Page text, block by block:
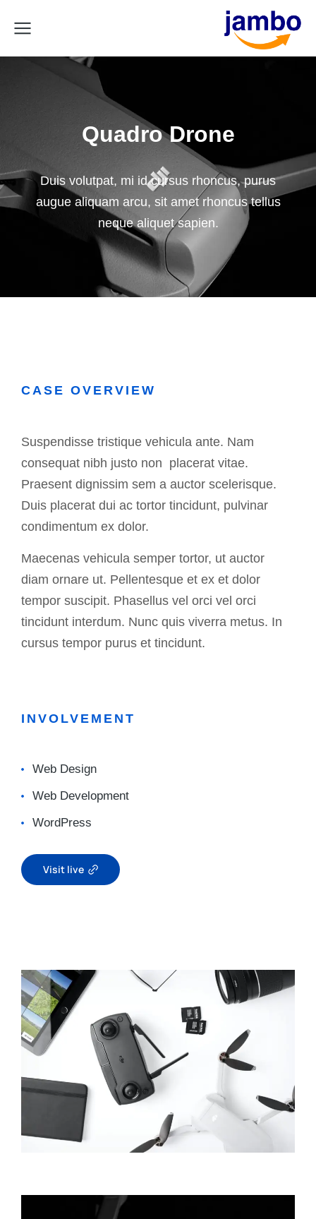
Quadro Drone
Duis volutpat, mi id cursus rhoncus, purus
augue aliquam arcu, sit amet rhoncus tellus
neque aliquet sapien.
CASE OVERVIEW
Suspendisse tristique vehicula ante. Nam
consequat nibh justo non placerat vitae.
Praesent dignissim sem a auctor scelerisque.
Duis placerat dui ac tortor tincidunt, pulvinar
condimentum ex dolor.
Maecenas vehicula semper tortor, ut auctor
diam ornare ut. Pellentesque et ex et dolor
tempor suscipit. Phasellus vel orci vel orci
tincidunt interdum. Nunc quis viverra metus. In
cursus tempor purus et tincidunt.
INVOLVEMENT
Web Design
Web Development
WordPress
Visit live